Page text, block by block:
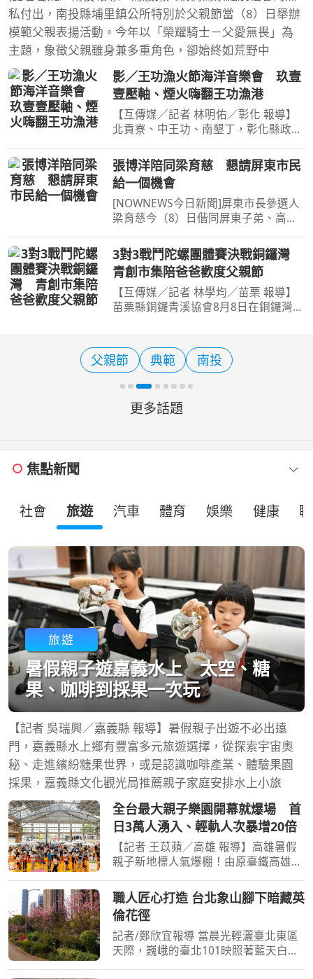
私付出，南投縣埔里鎮公所特別於父親節當（8）日舉辦
模範父親表揚活動。今年以「榮耀騎士－父愛無畏」為
主題，象徵父親雖身兼多重角色，卻始終如荒野中
影／王功漁火節海洋音樂會 玖壹
壹壓軸、煙火嗨翻王功漁港
【互傳媒／記者 林明佑／彰化 報導】
北貢寮、中王功、南墾丁，彰化縣政府
「2026王功漁火節-夏夜盛典．FUN玩
王功」系列活動。今(8)日「海洋音樂
會」於下午6時在王功漁港熱
張博洋陪同梁育慈 懇請屏東市民
給一個機會
[NOWNEWS今日新聞]屏東市長參選人
梁育慈今（8）日偕同屏東子弟、高雄
基層，沿途與商家、市民一一問候，展
現十足親和力。適逢晚餐時段，屏東夜
市人潮眾多，梁育慈與張博...
3對3戰鬥陀螺團體賽決戰銅鑼灣
青創市集陪爸爸歡度父親節
【互傳媒／記者 林學均／苗栗 報導】
苗栗縣銅鑼青溪協會8月8日在銅鑼灣會
南地區，加上熱絡的菁市集，讓父親節
更添熱鬧與溫馨氣氛。
父親節 典範 南投
更多話題
焦點新聞
社會 旅遊 汽車 體育 娛樂 健康
旅遊
暑假親子遊嘉義水上 太空、糖
果、咖啡到採果一次玩
【記者 吳瑞興／嘉義縣 報導】暑假親子出遊不必出遠
門，嘉義縣水上鄉有豐富多元旅遊選擇，從探索宇宙奧
秘、走進繽紛糖果世界，或是認識咖啡產業、體驗果園
採果，嘉義縣文化觀光局推薦親子家庭安排水上小旅
全台最大親子樂園開幕就爆場 首
日3萬人湧入、輕軌人次暴增20倍
【記者 王苡蘋／高雄 報導】高雄暑假
親子新地標人氣爆棚！由原臺鐵高雄機
放的「高雄親子遊樂園區」今（8）日
正式啟用，開幕首日即吸引超過3萬人
次入園，不少家庭三代同
職人匠心打造 台北象山腳下暗藏英
倫花徑
記者/鄭欣宜報導 當晨光輕灑臺北東區
天際，巍峨的臺北101映照著藍天白